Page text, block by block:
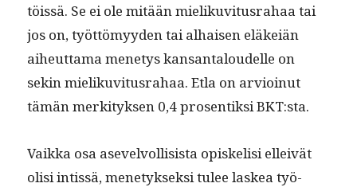
töis­sä. Se ei ole mitään mieliku­vi­tus­ra­haa tai
jos on, työt­tömyy­den tai alhaisen eläkeiän
aiheut­ta­ma mene­tys kansan­taloudelle on
sekin mieliku­vi­tus­ra­haa. Etla on arvioin­ut
tämän merk­i­tyk­sen 0,4 pros­en­tik­si BKT:sta.
Vaik­ka osa asevelvol­li­sista opiske­lisi elleivät
olisi intis­sä, mene­tyk­sek­si tulee laskea työ­